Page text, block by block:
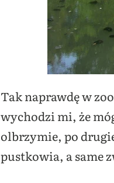
Tak naprawdę w
wychodzi mi, że
olbrzymie, po
pustkowia, a same